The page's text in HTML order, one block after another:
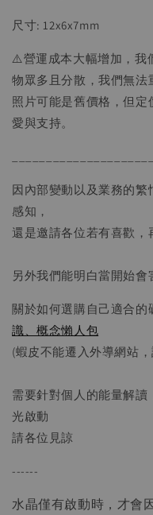
尺寸: 12x6x7mm
⚠️營運成本大幅增加，我
物眾多且分散，我們無
照片可能是舊價格，但
愛與支持。
因內部變動以及業務的
感知，
還是邀請各位若有喜歡，
另外我們能明白當開始會
關於如何選購自己適合的
識、概念懶人包
(蝦皮不能遷入外導網站
需要針對個人的能量解
光啟動
請各位見諒
------
水晶僅有啟動時，才會